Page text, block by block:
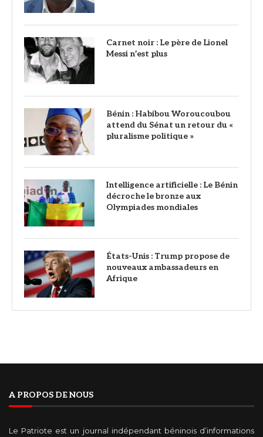
Carnet noir : Le père de Lionel
Messi n’est plus
Bénin : Habibou Woroucoubou
attend du Sénat un retour du «
pluralisme politique »
Intelligence artificielle : Le Bénin
décroche le bronze aux
Olympiades mondiales
États-Unis : Trump propose de
nouveaux ambassadeurs en
Afrique
A PROPOS DE NOUS
Le Patriote est un journal indépendant béninois d’informations